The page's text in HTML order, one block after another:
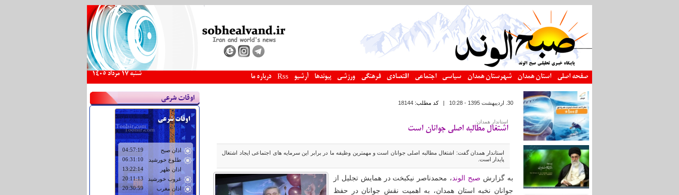
صفحه اصلی استان همدان شهرستان همدان سیاسی اجتماعی اقتصادی فرهنگی ورزشی پیوندها آرشیو Rss درباره ما شنبه 17 مرداد 1405
اوقات شرعی 30. ارديبهشت 1395 - 10:28 |کد مطلب:18144
استاندار همدان:
اشتغال مطالبه اصلی جوانان است
استاندار همدان گفت: اشتغال مطالبه اصلی جوانان است و مهمترین وظیفه ما در برابر این سرمایه های اجتماعی ایجاد اشتغال
پایدار است.
به گزارش صبح الوند ، محمدناصر نیکبخت در همایش تجلیل از
جوانان نخبه استان همدان، به اهمیت نقش جوانان در حفظ